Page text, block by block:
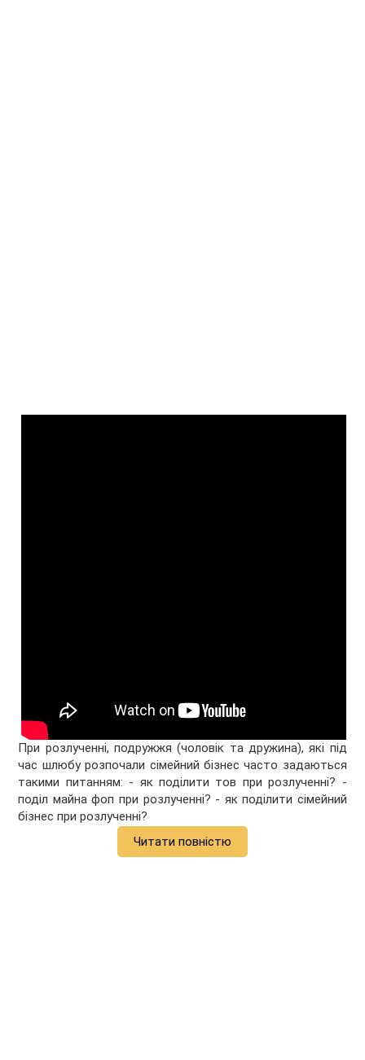
При розлученні, подружжя (чоловік та дружина), які під
час шлюбу розпочали сімейний бізнес часто задаються
такими питанням: - як поділити тов при розлученні? -
поділ майна фоп при розлученні? - як поділити сімейний
бізнес при розлученні?
Читати повністю